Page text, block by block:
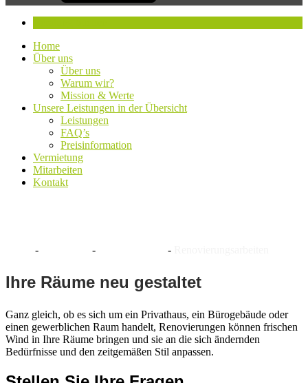
Home
Über uns
Über uns
Warum wir?
Mission & Werte
Unsere Leistungen in der Übersicht
Leistungen
FAQ’s
Preisinformation
Vermietung
Mitarbeiten
Kontakt
- - -
Ihre Räume neu gestaltet
Ganz gleich, ob es sich um ein Privathaus, ein Bürogebäude oder
einen gewerblichen Raum handelt, Renovierungen können frischen
Wind in Ihre Räume bringen und sie an die sich ändernden
Bedürfnisse und den zeitgemäßen Stil anpassen.